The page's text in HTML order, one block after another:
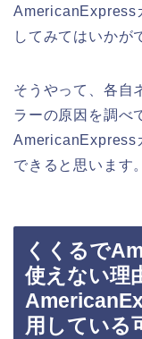
AmericanExpress
してみてはいかが
そうやって、各自
ラーの原因を調べ
AmericanExpress
できると思います。
くくるで
使えない理
用している